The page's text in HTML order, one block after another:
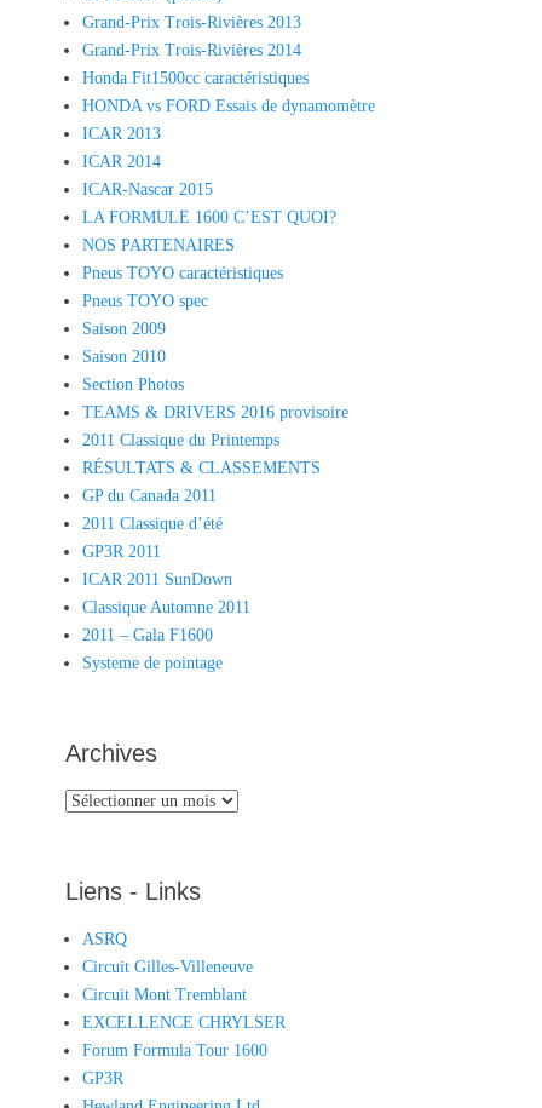
Grand-Prix Trois-Rivières 2013
Grand-Prix Trois-Rivières 2014
Honda Fit1500cc caractéristiques
HONDA vs FORD Essais de dynamomètre
ICAR 2013
ICAR 2014
ICAR-Nascar 2015
LA FORMULE 1600 C’EST QUOI?
NOS PARTENAIRES
Pneus TOYO caractéristiques
Pneus TOYO spec
Saison 2009
Saison 2010
Section Photos
TEAMS & DRIVERS 2016 provisoire
2011 Classique du Printemps
RÉSULTATS & CLASSEMENTS
GP du Canada 2011
2011 Classique d’été
GP3R 2011
ICAR 2011 SunDown
Classique Automne 2011
2011 – Gala F1600
Systeme de pointage
Archives
Archives
Liens - Links
ASRQ
Circuit Gilles-Villeneuve
Circuit Mont Tremblant
EXCELLENCE CHRYLSER
Forum Formula Tour 1600
GP3R